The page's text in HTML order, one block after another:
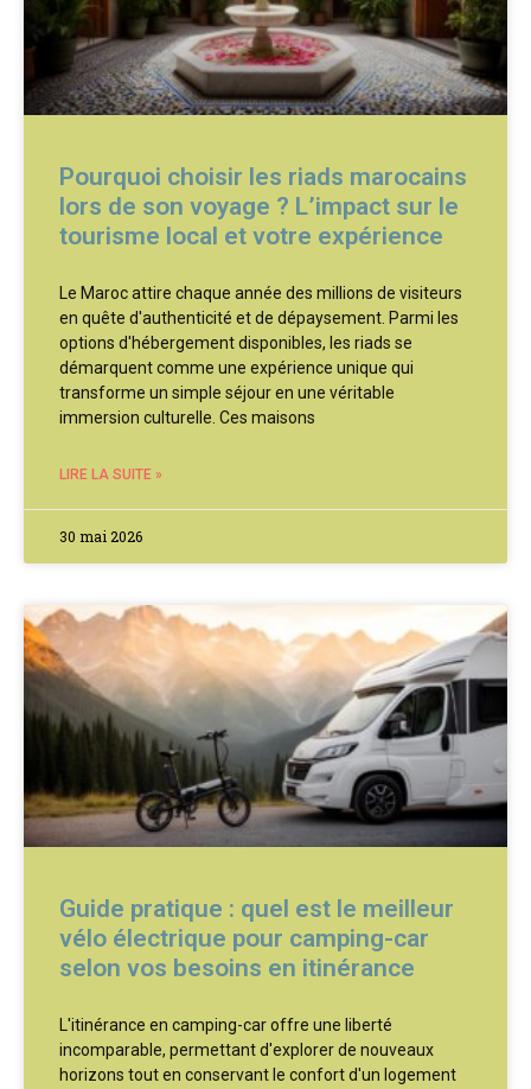
Pourquoi choisir les riads marocains
lors de son voyage ? L’impact sur le
tourisme local et votre expérience
Le Maroc attire chaque année des millions de visiteurs
en quête d'authenticité et de dépaysement. Parmi les
options d'hébergement disponibles, les riads se
démarquent comme une expérience unique qui
transforme un simple séjour en une véritable
immersion culturelle. Ces maisons
LIRE LA SUITE »
30 mai 2026
Guide pratique : quel est le meilleur
vélo électrique pour camping-car
selon vos besoins en itinérance
L'itinérance en camping-car offre une liberté
incomparable, permettant d'explorer de nouveaux
horizons tout en conservant le confort d'un logement